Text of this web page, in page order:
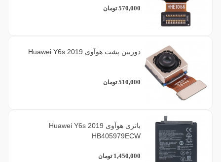
570,000 تومان
دوربین پشت هوآوی Huawei Y6s 2019
510,000 تومان
باتری هوآوی Huawei Y6s 2019
HB405979ECW
1,450,000 تومان